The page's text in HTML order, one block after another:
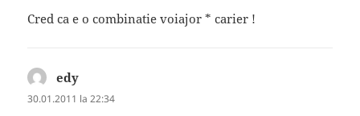
Cred ca e o combinatie voiajor * carier !
edy
30.01.2011 la 22:34